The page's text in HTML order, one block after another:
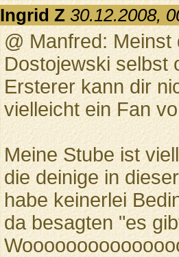
Ingrid Z 30.12.2008,
@ Manfred:
Dostojewski selbst
Ersterer kann dir
vielleicht ein Fan
Meine Stube ist
die deinige in
habe keinerlei
da besagten "es